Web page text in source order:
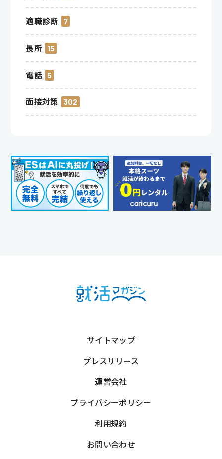
適職診断 7
長所 15
電話 5
面接対策 302
サイトマップ
プレスリリース
運営会社
プライバシーポリシー
利用規約
お問い合わせ